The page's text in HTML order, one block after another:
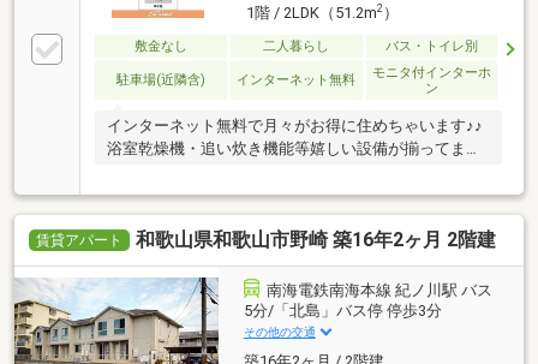
1階 / 2LDK（51.2m2）
敷金なし 二人暮らし バス・トイレ別
駐車場(近隣含) インターネット無料
モニタ付インターホ
ン
インターネット無料で月々がお得に住めちゃいます♪♪
浴室乾燥機・追い炊き機能等嬉しい設備が揃ってま
賃貸アパート 和歌山県和歌山市野崎 築16年2ヶ月 2階建
南海電鉄南海本線 紀ノ川駅 バス
5分/「北島」バス停 停歩3分
その他の交通